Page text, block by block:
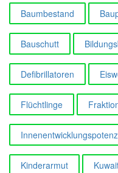
Baumbestand
Bauschutt
Defibrillatoren
Flüchtlinge
Kinderarmut